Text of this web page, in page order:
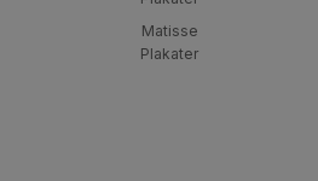
Matisse
Plakater